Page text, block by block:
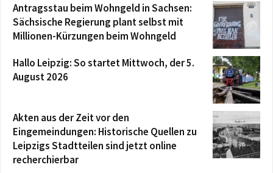
Antragsstau beim Wohngeld in Sachsen:
Sächsische Regierung plant selbst mit
Millionen-Kürzungen beim Wohngeld
Hallo Leipzig: So startet Mittwoch, der 5.
August 2026
Akten aus der Zeit vor den
Eingemeindungen: Historische Quellen zu
Leipzigs Stadtteilen sind jetzt online
recherchierbar